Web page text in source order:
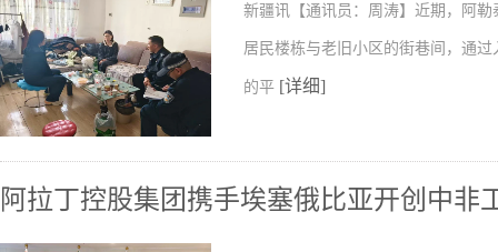
新疆讯【通讯员：周涛】近期，阿
居民楼栋与老旧小区的街巷间，通
的平 [详细]
阿拉丁控股集团携手埃塞俄比亚开创中非